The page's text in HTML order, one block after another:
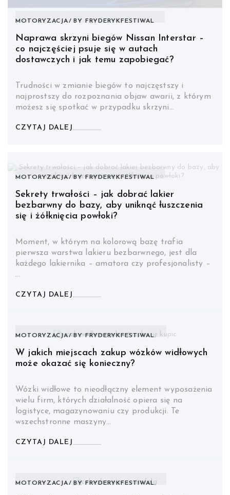
MOTORYZACJA BY FRYDERYKFESTIWAL
Naprawa skrzyni biegów Nissan Interstar –
co najczęściej psuje się w autach
dostawczych i jak temu zapobiegać?
Trudności w zmianie biegów to najczęstszy i
najprostszy do rozpoznania objaw awarii, z którym
możesz się spotkać w przypadku skrzyni…
CZYTAJ DALEJ
MOTORYZACJA BYFRYDERYKFESTIWAL
Sekrety trwałości – jak dobrać lakier
bezbarwny do bazy, aby uniknąć łuszczenia
się i żółknięcia powłoki?
Moment, w którym na kolorową bazę trafia
pierwsza warstwa lakieru bezbarwnego, jest dla
każdego lakiernika – amatora czy profesjonalisty –
…
CZYTAJ DALEJ
MOTORYZACJA BYFRYDERYKFESTIWAL.
W jakich miejscach zakup wózków widłowych
może okazać się konieczny?
Wózki widłowe to nieodłączny element wyposażenia
wielu firm, których działalność opiera się na
logistyce, magazynowaniu czy produkcji. Te
wszechstronne maszyny…
CZYTAJ DALEJ
MOTORYZACJA BYFRYDERYKFESTIWAL.